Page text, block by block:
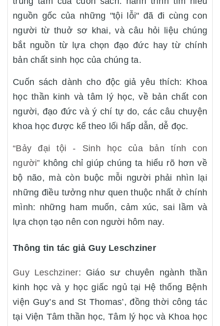
nguồn gốc của những "tội lỗi" đã đi cùng con
người từ thuở sơ khai, và câu hỏi liệu chúng
bắt nguồn từ lựa chọn đạo đức hay từ chính
bản chất sinh học của chúng ta.
Cuốn sách dành cho độc giả yêu thích: Khoa
học thần kinh và tâm lý học, về bản chất con
người, đạo đức và ý chí tự do, các câu chuyện
khoa học được kể theo lối hấp dẫn, dễ đọc.
“Bảy đại tội - Sinh học của bản tính con
người” không chỉ giúp chúng ta hiểu rõ hơn về
bộ não, mà còn buộc mỗi người phải nhìn lại
những điều tưởng như quen thuộc nhất ở chính
mình: những ham muốn, cảm xúc, sai lầm và
lựa chọn tạo nên con người hôm nay.
Thông tin tác giả Guy Leschziner
Guy Leschziner: Giáo sư chuyên ngành thần
kinh học và y học giấc ngủ tại Hệ thống Bệnh
viện Guy’s and St Thomas’, đồng thời công tác
tại Viện Tâm thần học, Tâm lý học và Khoa học